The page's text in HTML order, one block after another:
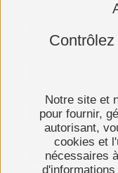
Notre site et
pour fournir,
autorisant,
cookies et
nécessaires